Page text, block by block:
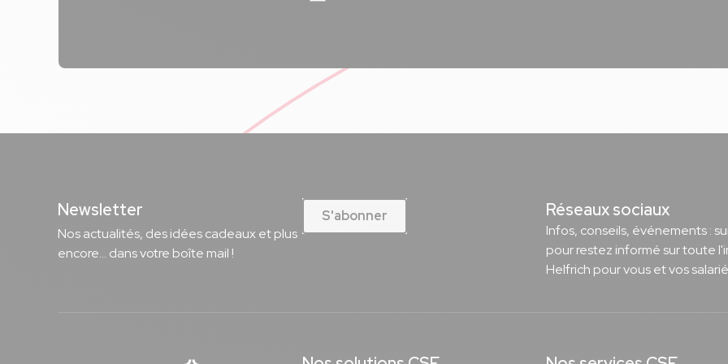
Newsletter
Nos actualités, des idées cadeaux et plus
encore... dans votre boîte mail !
S'abonner Réseaux sociaux
Infos, conseils, événements :
pour restez informé sur toute
Helfrich pour vous et vos